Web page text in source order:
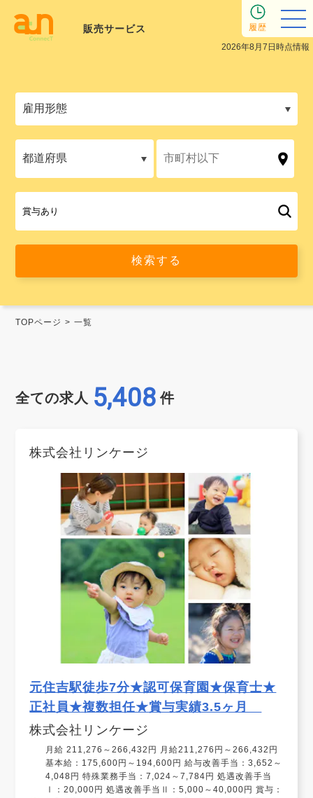
販売サービス
2026年8月7日時点情報
履歴
TOPページ 一覧
全ての求人 5,408 件
株式会社リンケージ
元住吉駅徒歩7分★認可保育園★保育士★
正社員★複数担任★賞与実績3.5ヶ月
株式会社リンケージ
月給 211,276～266,432円 月給211,276円～266,432円
基本給：175,600円～194,600円 給与改善手当：3,652～
4,048円 特殊業務手当：7,024～7,784円 処遇改善手当
Ⅰ：20,000円 処遇改善手当Ⅱ：5,000～40,000円 賞与：